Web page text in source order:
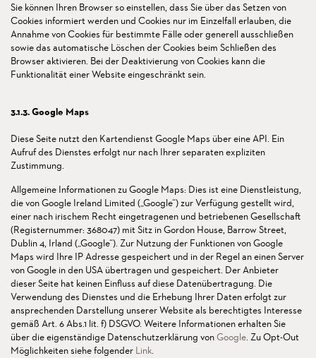
Sie können Ihren Browser so einstellen, dass Sie über das Setzen von
Cookies informiert werden und Cookies nur im Einzelfall erlauben, die
Annahme von Cookies für bestimmte Fälle oder generell ausschließen
sowie das automatische Löschen der Cookies beim Schließen des
Browser aktivieren. Bei der Deaktivierung von Cookies kann die
Funktionalität einer Website eingeschränkt sein.
3.1.3. Google Maps
Diese Seite nutzt den Kartendienst Google Maps über eine API. Ein
Aufruf des Dienstes erfolgt nur nach Ihrer separaten expliziten
Zustimmung.
Allgemeine Informationen zu Google Maps: Dies ist eine Dienstleistung,
die von Google Ireland Limited („Google“) zur Verfügung gestellt wird,
einer nach irischem Recht eingetragenen und betriebenen Gesellschaft
(Registernummer: 368047) mit Sitz in Gordon House, Barrow Street,
Dublin 4, Irland („Google“). Zur Nutzung der Funktionen von Google
Maps wird Ihre IP Adresse gespeichert und in der Regel an einen Server
von Google in den USA übertragen und gespeichert. Der Anbieter
dieser Seite hat keinen Einfluss auf diese Datenübertragung. Die
Verwendung des Dienstes und die Erhebung Ihrer Daten erfolgt zur
ansprechenden Darstellung unserer Website als berechtigtes Interesse
gemäß Art. 6 Abs.1 lit. f) DSGVO. Weitere Informationen erhalten Sie
über die eigenständige Datenschutzerklärung vonGoogle. Zu Opt-Out
Möglichkeiten siehe folgender Link.